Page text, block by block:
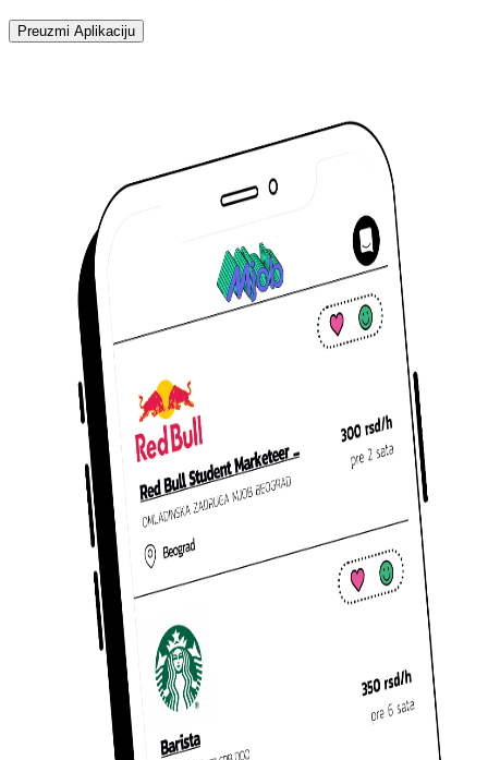
Preuzmi Aplikaciju